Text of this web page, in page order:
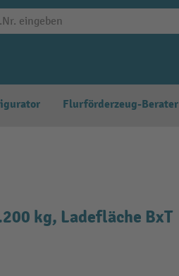
Flurförderzeug-Berater
kg, Ladefläche BxT